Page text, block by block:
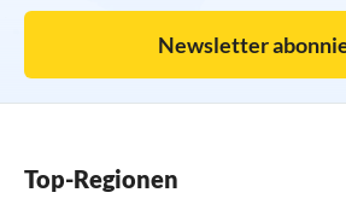
Newsletter
Top-Regionen